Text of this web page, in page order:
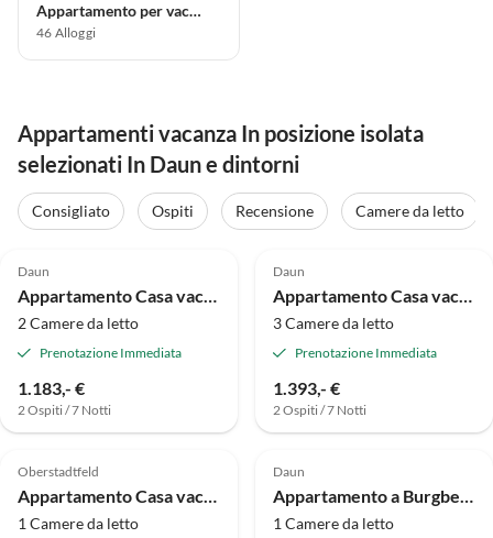
Appartamento per vacanze
46 Alloggi
Appartamenti vacanza In posizione isolata
selezionati In Daun e dintorni
Consigliato Ospiti Recensione Camere da letto
Daun
Appartamento Casa vacanze con 4 camere da letto, Chestnut
2 Camere da letto
Prenotazione Immediata
1.183,- €
2 Ospiti / 7 Notti
Daun
Appartamento Casa vacanze Ahorn con 6 posti letto
3 Camere da letto
Prenotazione Immediata
1.393,- €
2 Ospiti / 7 Notti
Oberstadtfeld
Appartamento Casa vacanze papà Bernd
1 Camere da letto
Daun
Appartamento a Burgberg City
1 Camere da letto